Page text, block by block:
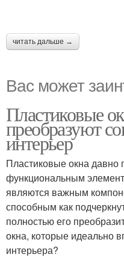
читать дальше →
Вас может
Пластиковые
преобразуют
интерьер
Пластиковые окна давно
функциональным
являются важным
способным как
полностью его
окна, которые идеально
интерьера?